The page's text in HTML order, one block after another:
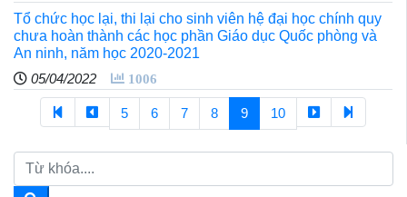
Tổ chức học lại, thi lại cho sinh viên hệ đại học chính quy
chưa hoàn thành các học phần Giáo dục Quốc phòng và
An ninh, năm học 2020-2021
05/04/2022
1006
5 6 7 8 9 10